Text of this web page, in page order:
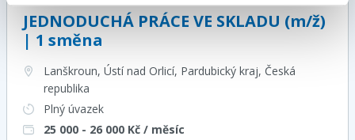
JEDNODUCHÁ PRÁCE VE SKLADU (m/ž)
| 1 směna
Lanškroun, Ústí nad Orlicí, Pardubický kraj, Česká
republika
Plný úvazek
25 000 - 26 000 Kč / měsíc